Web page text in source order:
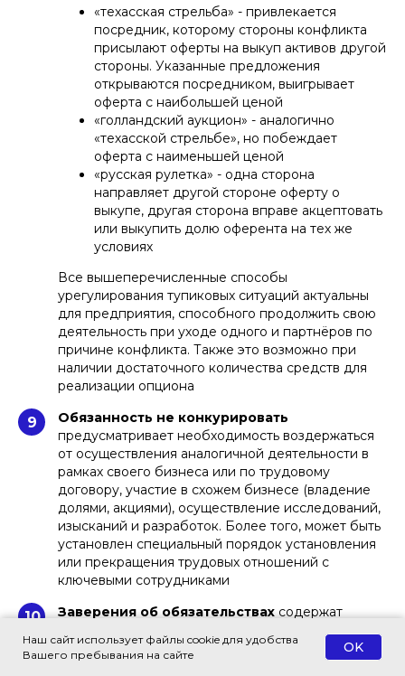
«техасская стрельба» - привлекается
посредник, которому стороны конфликта
присылают оферты на выкуп активов другой
стороны. Указанные предложения
открываются посредником, выигрывает
оферта с наибольшей ценой
«голландский аукцион» - аналогично
«техасской стрельбе», но побеждает
оферта с наименьшей ценой
«русская рулетка» - одна сторона
направляет другой стороне оферту о
выкупе, другая сторона вправе акцептовать
или выкупить долю оферента на тех же
условиях
Все вышеперечисленные способы
урегулирования тупиковых ситуаций актуальны
для предприятия, способного продолжить свою
деятельность при уходе одного и партнёров по
причине конфликта. Также это возможно при
наличии достаточного количества средств для
реализации опциона
9
Обязанность не конкурировать
предусматривает необходимость воздержаться
от осуществления аналогичной деятельности в
рамках своего бизнеса или по трудовому
договору, участие в схожем бизнесе (владение
долями, акциями), осуществление исследований,
изысканий и разработок. Более того, может быть
установлен специальный порядок установления
или прекращения трудовых отношений с
ключевыми сотрудниками
10 Заверения об обязательствахсодержат
для заключения и исполнения корпоративного
Наш сайт использует файлы cookie для удобства
Вашего пребывания на сайте
OK